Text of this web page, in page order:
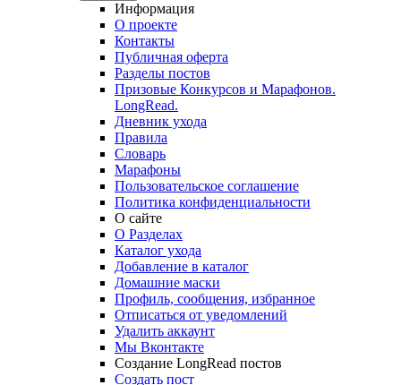
Информация
О проекте
Контакты
Публичная оферта
Разделы постов
Призовые Конкурсов и Марафонов.
LongRead.
Дневник ухода
Правила
Словарь
Марафоны
Пользовательское соглашение
Политика конфиденциальности
О сайте
О Разделах
Каталог ухода
Добавление в каталог
Домашние маски
Профиль, сообщения, избранное
Отписаться от уведомлений
Удалить аккаунт
Мы Вконтакте
Создание LongRead постов
Создать пост